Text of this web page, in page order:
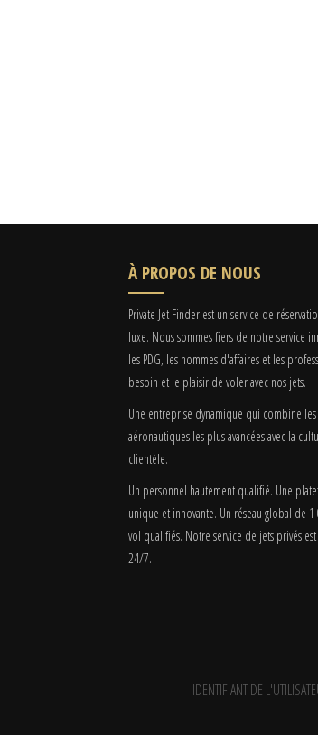
À PROPOS DE NOUS
Private Jet Finder est un service de
luxe. Nous sommes fiers de notre service
les PDG, les hommes d'affaires et les
besoin et le plaisir de voler avec nos jets.
Une entreprise dynamique qui combine les
aéronautiques les plus avancées avec la
clientèle.
Un personnel hautement qualifié. Une
unique et innovante. Un réseau global de
vol qualifiés. Notre service de jets privés
24/7.
IDENTIFIANT DE